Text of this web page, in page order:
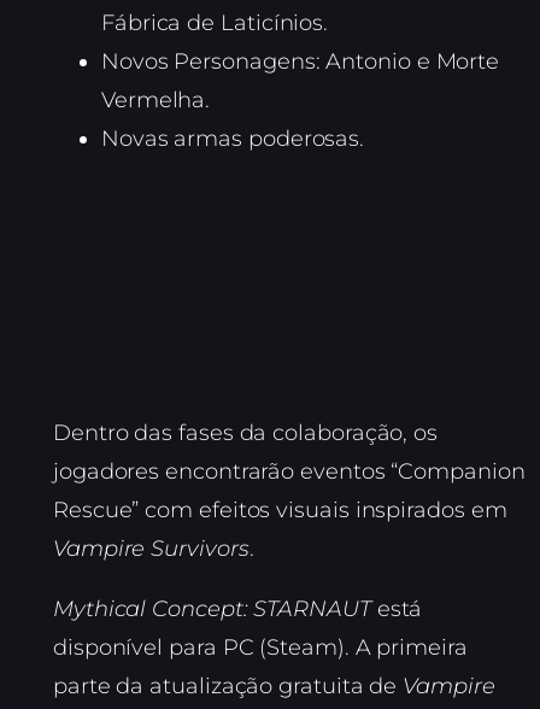
Fábrica de Laticínios.
Novos Personagens: Antonio e Morte
Vermelha.
Novas armas poderosas.
Dentro das fases da colaboração, os
jogadores encontrarão eventos “Companion
Rescue” com efeitos visuais inspirados em
Vampire Survivors.
Mythical Concept: STARNAUTestá
disponível para PC (Steam). A primeira
parte da atualização gratuita de Vampire